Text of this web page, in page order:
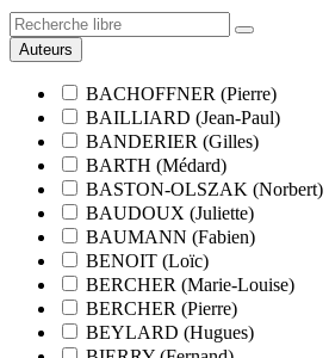
Auteurs
BACHOFFNER (Pierre)
BAILLIARD (Jean-Paul)
BANDERIER (Gilles)
BARTH (Médard)
BASTON-OLSZAK (Norbert)
BAUDOUX (Juliette)
BAUMANN (Fabien)
BENOIT (Loïc)
BERCHER (Marie-Louise)
BERCHER (Pierre)
BEYLARD (Hugues)